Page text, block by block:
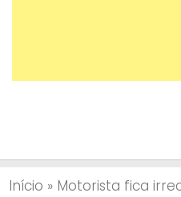
Início » Motorista fica